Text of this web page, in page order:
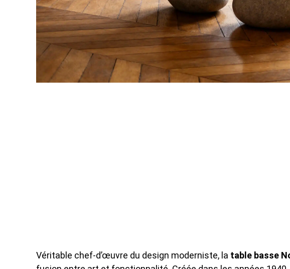
Véritable chef-d’œuvre du design moderniste, la table basse